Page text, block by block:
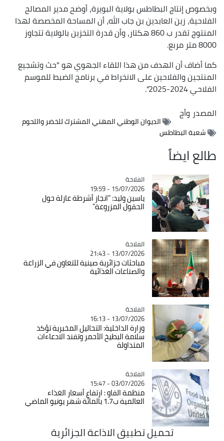
وبخصوص إنتاج البطاطس بولاية البويرة، أوضح مدير المصالح
الفلاحية، زين العابدين بن جاب الله، أن المساحة المخصصة لهذا
المنتوج تقدر ب 860 هكتار، وأن قدرة التخزين بالولاية تتجاوز
8000 متر مربع.
كما أضاف أن الهدف من هذا اللقاء الجهوي هو "حث وتشجيع
المنتجين والفلاحين على الانخراط في برنامج الضبط للموسم
الفلاحي 2024-2025".
المصدروأج
الديوان الوطني المهني المشترك للخضر واللحوم
شعبة البطاطس
طالع ايضاً
Catégorie
الفلاحة
15/07/2026 - 19:59
ياسين وليد: "انجاز أشرطة عازلة حول
الحقول المزروعة"
Catégorie
الفلاحة
13/07/2026 - 21:43
مباحثات جزائرية صينية للتعاون في الزراعة
والصناعات الغذائية
Catégorie
الفلاحة
13/07/2026 - 16:13
وزارة الداخلية: التحاليل المخبرية تؤكد
سلامة البطيخ الأحمر وتفند الادعاءات
المتداولة
Catégorie
الفلاحة
03/07/2026 - 15:47
منظمة الفاو : ارتفاع أسعار الغذاء
العالمية ب1.7 بالمائة شهر يونيو الماضي
تحميل تطبيق الاذاعة الجزائرية